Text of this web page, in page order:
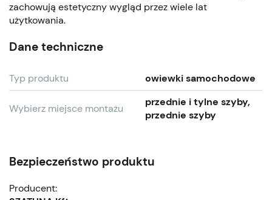
zachowują estetyczny wygląd przez wiele lat
użytkowania.
Dane techniczne
Typ produktu owiewki samochodowe
Wybierz miejsce montażu
przednie i tylne szyby,
przednie szyby
Bezpieczeństwo produktu
Producent: